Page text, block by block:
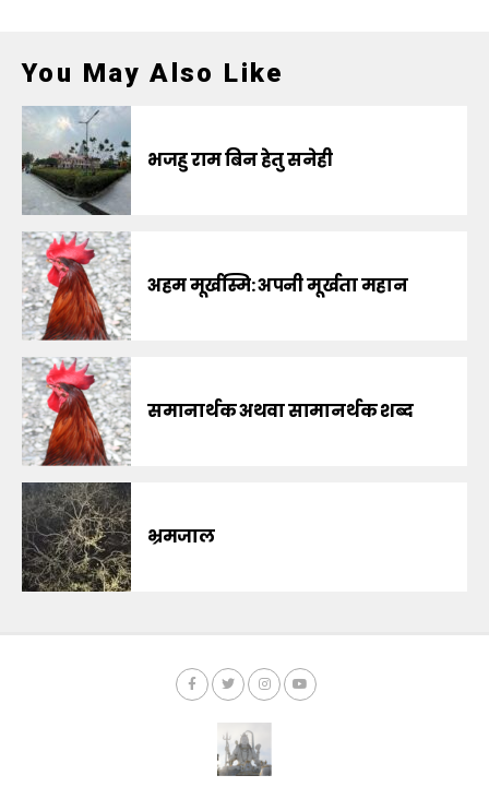
You May Also Like
भजहु राम बिन हेतु सनेही
अहम मूर्खस्मि: अपनी मूर्खता महान
समानार्थक अथवा सामानर्थक शब्द
भ्रमजाल